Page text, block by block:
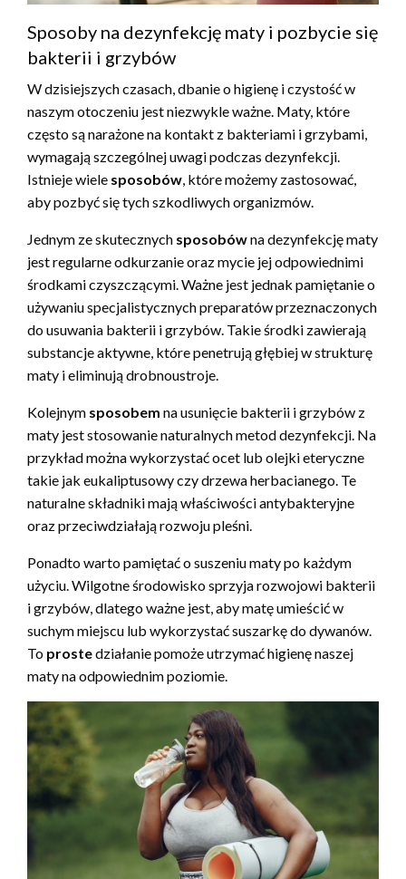
Sposoby na dezynfekcję maty i pozbycie się
bakterii i grzybów
W dzisiejszych czasach, dbanie o higienę i czystość w
naszym otoczeniu jest niezwykle ważne. Maty, które
często są narażone na kontakt z bakteriami i grzybami,
wymagają szczególnej uwagi podczas dezynfekcji.
Istnieje wiele sposobów, które możemy zastosować,
aby pozbyć się tych szkodliwych organizmów.
Jednym ze skutecznych sposobówna dezynfekcję maty
jest regularne odkurzanie oraz mycie jej odpowiednimi
środkami czyszczącymi. Ważne jest jednak pamiętanie o
używaniu specjalistycznych preparatów przeznaczonych
do usuwania bakterii i grzybów. Takie środki zawierają
substancje aktywne, które penetrują głębiej w strukturę
maty i eliminują drobnoustroje.
Kolejnym sposobem na usunięcie bakterii i grzybów z
maty jest stosowanie naturalnych metod dezynfekcji. Na
przykład można wykorzystać ocet lub olejki eteryczne
takie jak eukaliptusowy czy drzewa herbacianego. Te
naturalne składniki mają właściwości antybakteryjne
oraz przeciwdziałają rozwoju pleśni.
Ponadto warto pamiętać o suszeniu maty po każdym
użyciu. Wilgotne środowisko sprzyja rozwojowi bakterii
i grzybów, dlatego ważne jest, aby matę umieścić w
suchym miejscu lub wykorzystać suszarkę do dywanów.
To prostedziałanie pomoże utrzymać higienę naszej
maty na odpowiednim poziomie.